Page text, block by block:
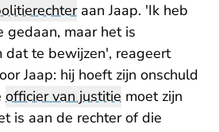
aan Jaap. 'Ik heb
gedaan, maar het is
dat te bewijzen', reageert
Jaap: hij hoeft zijn onschuld
officier van justitie moet zijn
is aan de rechter of die